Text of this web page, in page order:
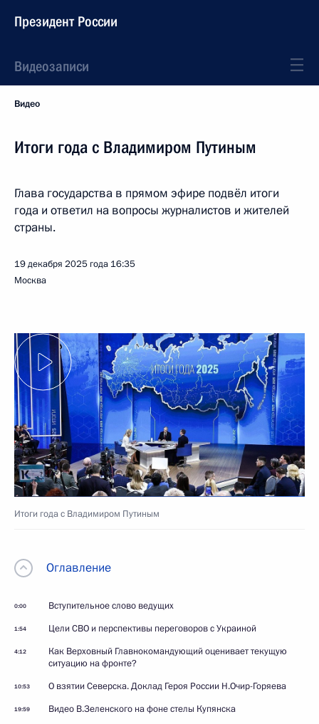
Президент России
Видеозаписи
Видео
Итоги года с Владимиром Путиным
Глава государства в прямом эфире подвёл итоги
года и ответил на вопросы журналистов и жителей
страны.
19 декабря 2025 года 16:35
Москва
Итоги года с Владимиром Путиным
Оглавление
0:00 Вступительное слово ведущих
1:54 Цели СВО и перспективы переговоров с Украиной
4:12
Как Верховный Главнокомандующий оценивает текущую
ситуацию на фронте?
10:53 О взятии Северска. Доклад Героя России Н.Очир-Горяева
19:59 Видео В.Зеленского на фоне стелы Купянска